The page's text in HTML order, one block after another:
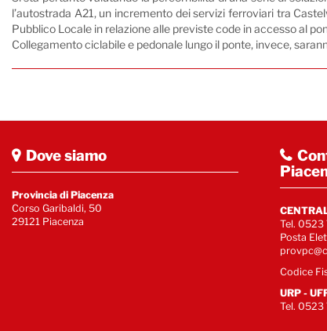
l’autostrada A21, un incremento dei servizi ferroviari tra
Pubblico Locale in relazione alle previste code in accesso al
Collegamento ciclabile e pedonale lungo il ponte, invece,
Dove siamo
Provincia di Piacenza
Corso Garibaldi, 50
29121 Piacenza
Tel. 0523
Posta
Codice
URP -
Tel.